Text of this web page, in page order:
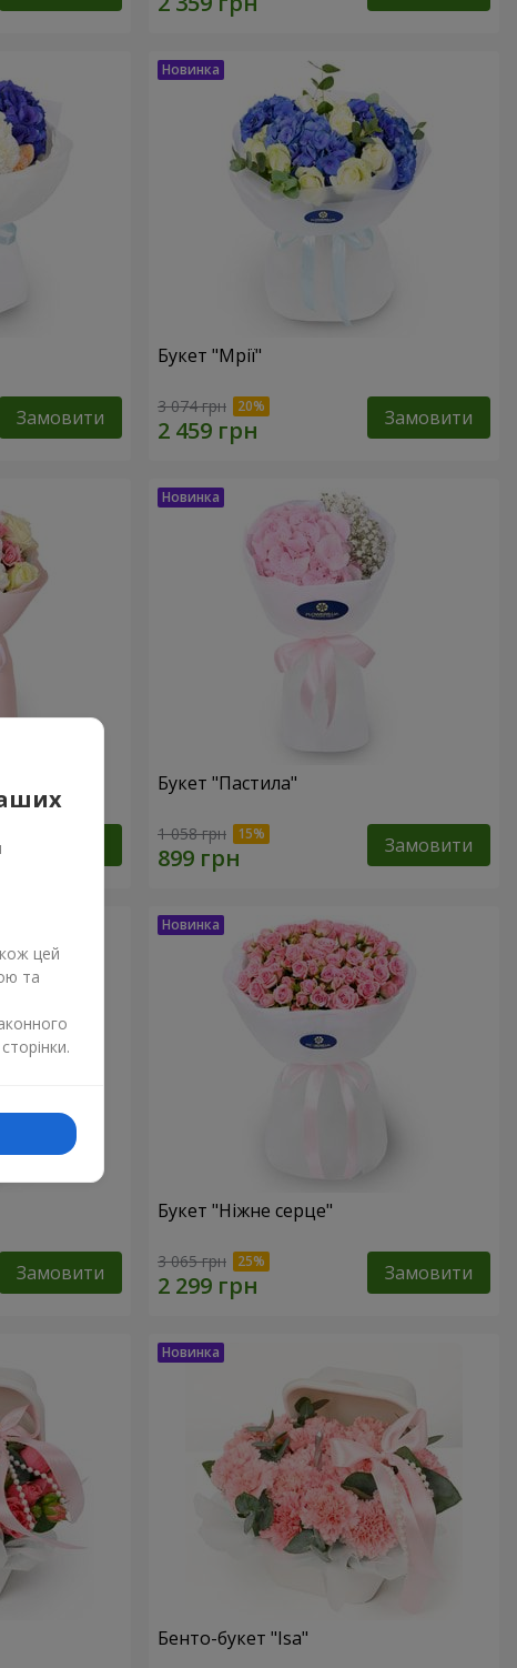
Замовити
Букет "Мрії"
3 074 грн Замовити
Букет "Пастила"
1 058 грн Замовити
Замовити
Букет "Ніжне серце"
3 065 грн Замовити
Бенто-букет "Isa"
цей
та